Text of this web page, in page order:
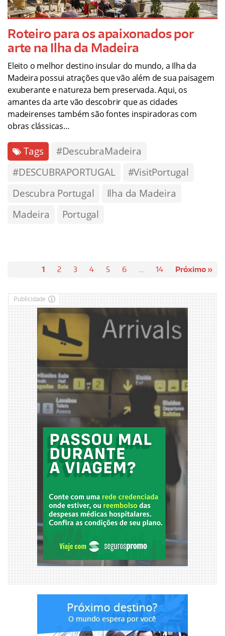
Roteiro para os apaixonados por
arte na Ilha da Madeira
Eleito o melhor destino insular do mundo, a Ilha da
Madeira possui atrações que vão além de sua paisagem
exuberante e natureza bem preservada. Aqui, os
amantes da arte vão descobrir que as cidades
madeirenses também são fontes inspiradoras com
obras clássicas…
Tags
#DescubraMadeira
#DESCUBRAPORTUGAL
#VisitPortugal
Descubra Portugal
Ilha da Madeira
Madeira
Portugal
1 2 3 4 5 6 … 14 Próximo »
Publicidade